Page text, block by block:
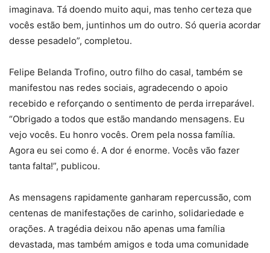
imaginava. Tá doendo muito aqui, mas tenho certeza que
vocês estão bem, juntinhos um do outro. Só queria acordar
desse pesadelo”, completou.
Felipe Belanda Trofino, outro filho do casal, também se
manifestou nas redes sociais, agradecendo o apoio
recebido e reforçando o sentimento de perda irreparável.
“Obrigado a todos que estão mandando mensagens. Eu
vejo vocês. Eu honro vocês. Orem pela nossa família.
Agora eu sei como é. A dor é enorme. Vocês vão fazer
tanta falta!”, publicou.
As mensagens rapidamente ganharam repercussão, com
centenas de manifestações de carinho, solidariedade e
orações. A tragédia deixou não apenas uma família
devastada, mas também amigos e toda uma comunidade